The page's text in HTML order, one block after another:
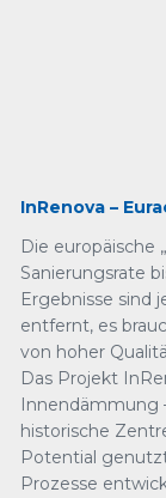
InRenova –
Die europäische
Sanierungsrate
Ergebnisse sind
entfernt, es
von hoher
Das Projekt
Innendämmung
historische
Potential
Prozesse